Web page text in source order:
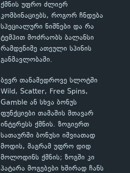
ქმნის უფრო ძლიერ
კომბინაციებს, როგორ ჩნდება
სპეციალური ნიშნები და რა
ტემპით მოძრაობს ბალანსი
რამდენიმე ათეული სპინის
განმავლობაში.
ბევრ თანამედროვე სლოტში
Wild, Scatter, Free Spins,
Gamble ან სხვა ბონუს
ფუნქციები თამაშის მთავარ
ინტერესს ქმნის. ზოგიერთ
სათაურში ბონუსი იშვიათად
მოდის, მაგრამ უფრო დიდ
მოლოდინს ქმნის; ზოგში კი
პატარა მოგებები ხშირად ჩანს